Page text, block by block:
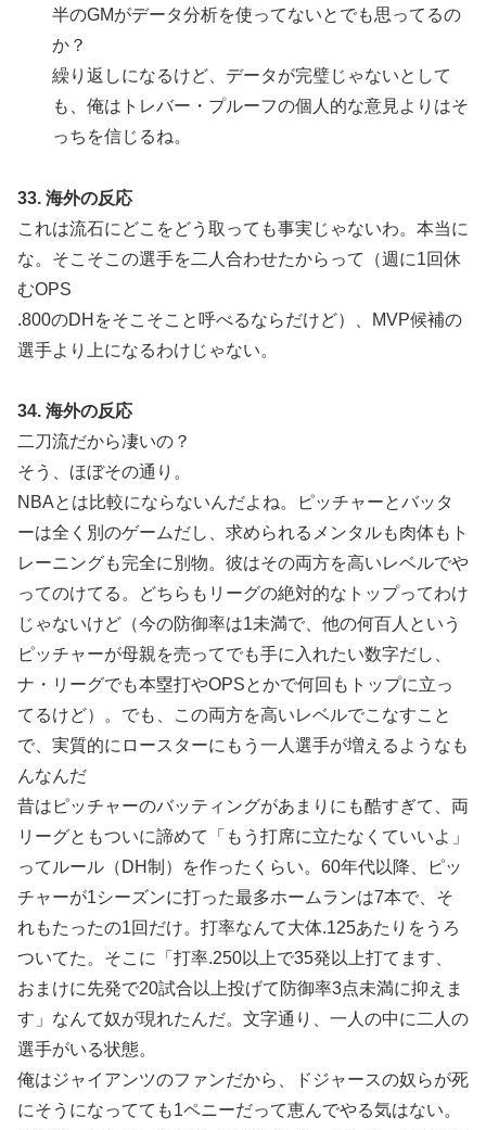
半のGMがデータ分析を使ってないとでも思ってるの
か？
繰り返しになるけど、データが完璧じゃないとして
も、俺はトレバー・プルーフの個人的な意見よりはそ
っちを信じるね。
33. 海外の反応
これは流石にどこをどう取っても事実じゃないわ。本当に
な。そこそこの選手を二人合わせたからって（週に1回休
むOPS
.800のDHをそこそこと呼べるならだけど）、MVP候補の
選手より上になるわけじゃない。
34. 海外の反応
二刀流だから凄いの？
そう、ほぼその通り。
NBAとは比較にならないんだよね。ピッチャーとバッタ
ーは全く別のゲームだし、求められるメンタルも肉体もト
レーニングも完全に別物。彼はその両方を高いレベルでや
ってのけてる。どちらもリーグの絶対的なトップってわけ
じゃないけど（今の防御率は1未満で、他の何百人という
ピッチャーが母親を売ってでも手に入れたい数字だし、
ナ・リーグでも本塁打やOPSとかで何回もトップに立っ
てるけど）。でも、この両方を高いレベルでこなすこと
で、実質的にロースターにもう一人選手が増えるようなも
んなんだ
昔はピッチャーのバッティングがあまりにも酷すぎて、両
リーグともついに諦めて「もう打席に立たなくていいよ」
ってルール（DH制）を作ったくらい。60年代以降、ピッ
チャーが1シーズンに打った最多ホームランは7本で、そ
れもたったの1回だけ。打率なんて大体.125あたりをうろ
ついてた。そこに「打率.250以上で35発以上打てます、
おまけに先発で20試合以上投げて防御率3点未満に抑えま
す」なんて奴が現れたんだ。文字通り、一人の中に二人の
選手がいる状態。
俺はジャイアンツのファンだから、ドジャースの奴らが死
にそうになってても1ペニーだって恵んでやる気はない。